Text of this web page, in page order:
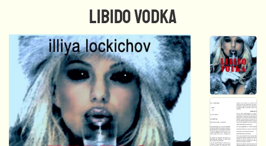
LIBIDO VODKA